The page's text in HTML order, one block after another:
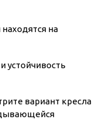
на
устойчивость
вариант кресла